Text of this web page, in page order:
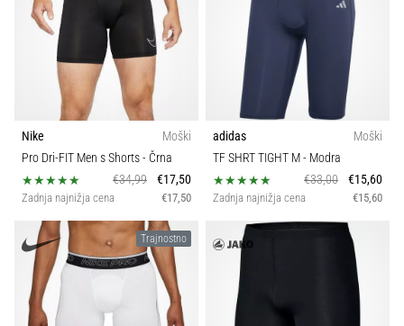
Prikaži
vse
članke
Nike
Moški
Pro Dri-FIT Men s Shorts- Črna
€34,99
€17,50
Zadnja najnižja cena €17,50
adidas
Moški
TF SHRT TIGHT M- Modra
€33,00
€15,60
Zadnja najnižja cena €15,60
Trajnostno